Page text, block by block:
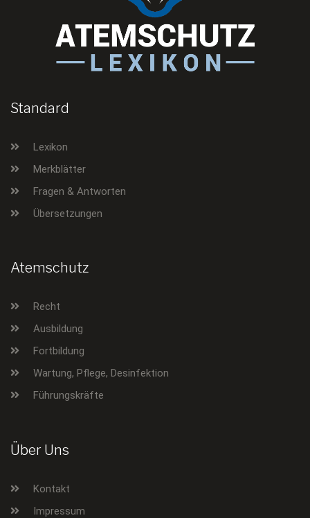
Standard
Lexikon
Merkblätter
Fragen & Antworten
Übersetzungen
Atemschutz
Recht
Ausbildung
Fortbildung
Wartung, Pflege, Desinfektion
Führungskräfte
Über Uns
Kontakt
Impressum